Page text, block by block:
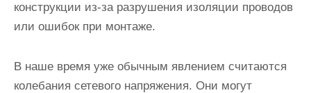
конструкции из-за разрушения изоляции проводов
или ошибок при монтаже.
В наше время уже обычным явлением считаются
колебания сетевого напряжения. Они могут